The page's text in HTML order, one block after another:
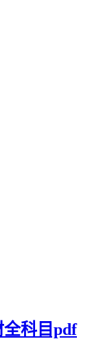
全科目pdf